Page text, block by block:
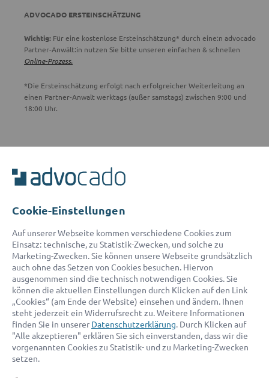
ADVOCADO ERSTEINSCHÄTZUNG
Wichtig: Für eine kostenlose Ersteinschätzung* durch eine:n advocado
Partner-Anwält:in nutzen Sie bitte unseren einfachen & schnellen
Online-Prozess.
*Die Ersteinschätzung erfolgt nach erfolgreicher Weiterleitung an
einen Partner-Anwalt werktags (außer samstags) zwischen 9:00 und
18:00 Uhr.
Unser Serviceteam ist von 8:00 bis 17:00 Uhr für Sie erreichbar.
E-Mail:
service@advocado.com
© 2026 advocado - einfach online den passenden Rechtsanwalt finden
Auszeichnungen:
Cookie-Einstellungen
Auf unserer Webseite kommen verschiedene Cookies zum
Einsatz: technische, zu Statistik-Zwecken, und solche zu
Marketing-Zwecken. Sie können unsere Webseite grundsätzlich
auch ohne das Setzen von Cookies besuchen. Hiervon
ausgenommen sind die technisch notwendigen Cookies. Sie
können die aktuellen Einstellungen durch Klicken auf den Link
„Cookies“ (am Ende der Website) einsehen und ändern. Ihnen
steht jederzeit ein Widerrufsrecht zu. Weitere Informationen
finden Sie in unserer Datenschutzerklärung. Durch Klicken auf
"Alle akzeptieren" erklären Sie sich einverstanden, dass wir die
vorgenannten Cookies zu Statistik- und zu Marketing-Zwecken
setzen.